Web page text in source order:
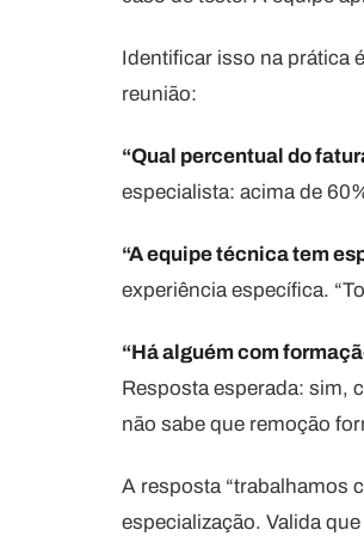
Identificar isso na prática
reunião:
“Qual percentual do
especialista: acima de
“A equipe técnica tem
experiência específica.
“Há alguém com
Resposta esperada: sim,
não sabe que remoção
A resposta “trabalhamos
especialização. Valida